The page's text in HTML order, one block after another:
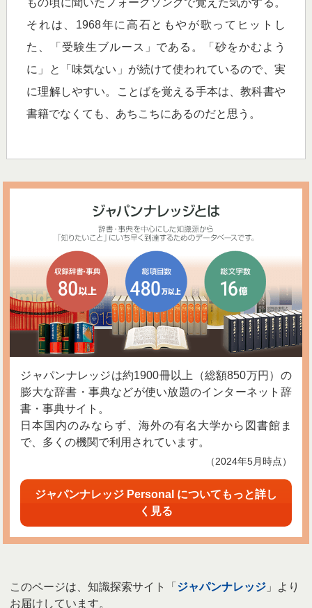
もの頃に聞いたフォークソングで覚えた気がする。
それは、1968年に高石ともやが歌ってヒットし
た、「受験生ブルース」である。「砂をかむよう
に」と「味気ない」が続けて使われているので、実
に理解しやすい。ことばを覚える手本は、教科書や
書籍でなくても、あちこちにあるのだと思う。
ジャパンナレッジは約1900冊以上（総額850万円）の
膨大な辞書・事典などが使い放題のインターネット辞
書・事典サイト。
日本国内のみならず、海外の有名大学から図書館ま
で、多くの機関で利用されています。
（2024年5月時点）
ジャパンナレッジ Personal についてもっと詳し
く見る
このページは、知識探索サイト「 ジャパンナレッジ 」より
お届けしています。